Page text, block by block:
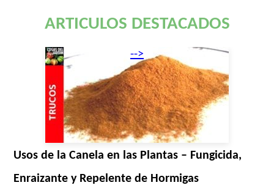
ARTICULOS DESTACADOS
-->
Usos de la Canela en las Plantas – Fungicida,
Enraizante y Repelente de Hormigas